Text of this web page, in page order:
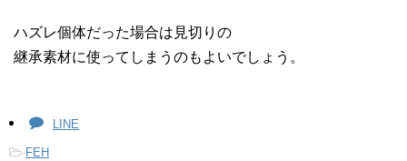
ハズレ個体だった場合は見切りの
継承素材に使ってしまうのもよいでしょう。
LINE
-FEH